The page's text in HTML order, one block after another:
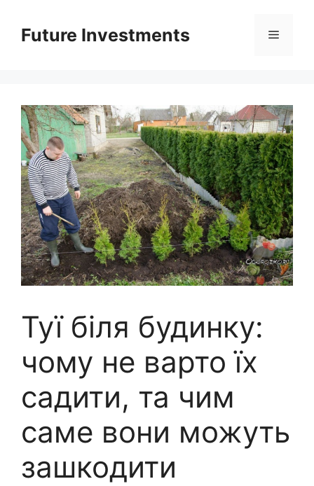
вмістуFuture Investments Меню
Туї біля будинку:
чому не варто їх
садити, та чим
саме вони можуть
зашкодити